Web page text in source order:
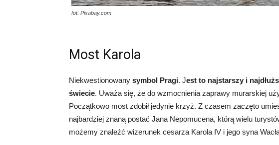
fot. Pixabay.com
Most Karola
Niekwestionowany symbol Pragi. Jest to najstarszy i
świecie. Uważa się, że do wzmocnienia zaprawy murarskiej
Początkowo most zdobił jedynie krzyż. Z czasem zaczęto
najbardziej znaną postać Jana Nepomucena, którą wielu
możemy znaleźć wizerunek cesarza Karola IV i jego syna